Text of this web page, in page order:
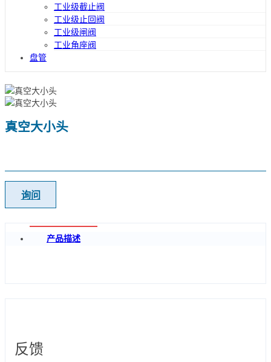
工业级截止阀
工业级止回阀
工业级闸阀
工业角座阀
盘管
真空大小头
询问
产品描述
反馈